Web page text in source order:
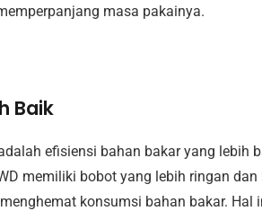
masa pakainya.
Baik
efisiensi bahan bakar yang lebih
memiliki bobot yang lebih ringan
konsumsi bahan bakar. Hal